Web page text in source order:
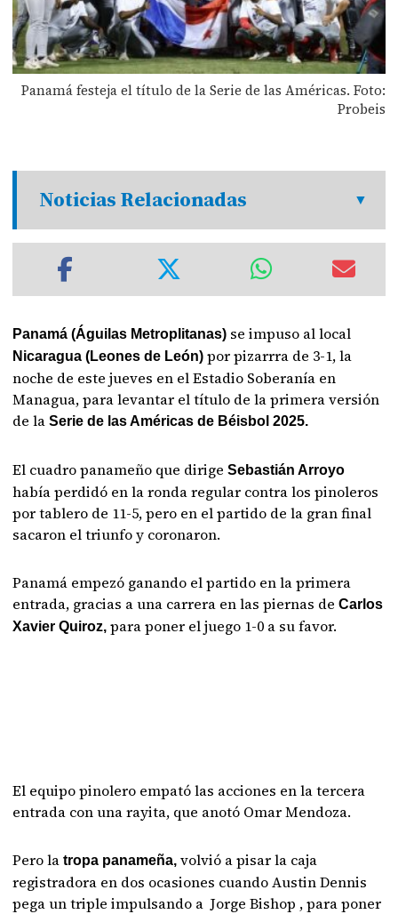
Panamá festeja el título de la Serie de las Américas. Foto:
Probeis
Noticias Relacionadas
Panamá (Águilas Metroplitanas) se impuso al local
Nicaragua (Leones de León)por pizarrra de 3-1, la
noche de este jueves en el Estadio Soberanía en
Managua, para levantar el título de la primera versión
de laSerie de las Américas de Béisbol 2025.
El cuadro panameño que dirigeSebastián Arroyo
había perdidó en la ronda regular contra los pinoleros
por tablero de 11-5, pero en el partido de la gran final
sacaron el triunfo y coronaron.
Panamá empezó ganando el partido en la primera
entrada, gracias a una carrera en las piernas deCarlos
Xavier Quiroz,para poner el juego 1-0 a su favor.
El equipo pinolero empató las acciones en la tercera
entrada con una rayita, que anotó Omar Mendoza.
Pero la tropa panameña,volvió a pisar la caja
registradora en dos ocasiones cuando Austin Dennis
pega un triple impulsando a Jorge Bishop , para poner